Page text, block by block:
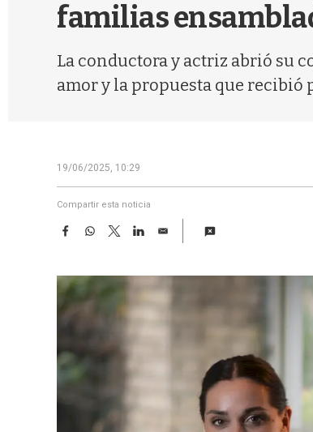
familias
La conductora y actriz abrió su
amor y la propuesta que recibió
19/06/2025, 10:29
Compartir esta noticia
F
e
b
o
o
W
t
s
T
w
t
e
L
k
e
d
E
i
l